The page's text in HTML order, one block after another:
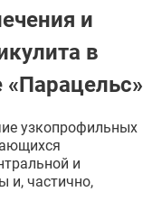
и
в
узкопрофильных
и
и, частично,